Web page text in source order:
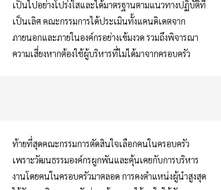
เป็นไปอย่างโปร่งใสและได้มาตรฐานตามแนวทางปฏิบัติที่
เป็นเลิศ คณะกรรมการได้ประเมินทั้งแคนดิเดตจาก
ภายนอกและภายในองค์กรอย่างเข้มงวด รวมถึงพิจารณา
ความเสี่ยงหากต้องใช้ผู้บริหารที่ไม่ได้มาจากครอบครัว
ท้ายที่สุดคณะกรรมการตัดสินใจเลือกคนในครอบครัว
เพราะวัฒนธรรมองค์กรผูกพันและคุ้นเคยกับการบริหาร
งานโดยคนในครอบครัวมาตลอด การคงตำแหน่งผู้นำสูงสุด